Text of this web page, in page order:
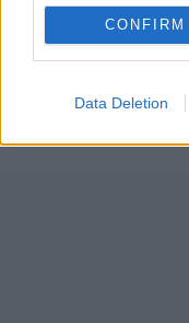
CONFIRM
Data Deletion
Κυκλάδες
πλευρά έξι
Ρέθυμνο).